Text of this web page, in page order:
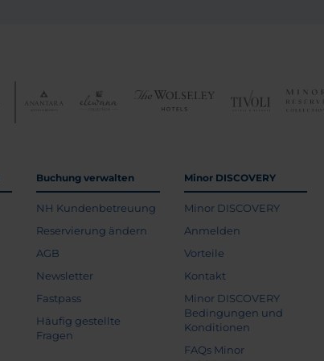
Buchung verwalten
NH Kundenbetreuung
Reservierung ändern
AGB
Newsletter
Fastpass
Häufig gestellte
Fragen
Minor DISCOVERY
Minor DISCOVERY
Anmelden
Vorteile
Kontakt
Minor DISCOVERY
Bedingungen und
Konditionen
FAQs Minor